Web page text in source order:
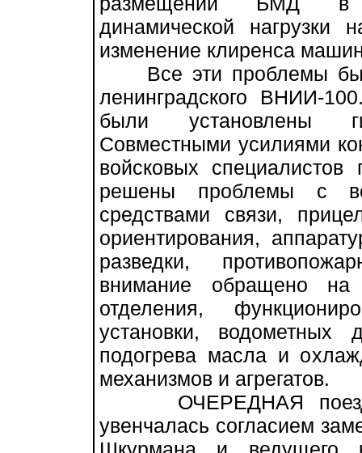
динамической нагрузки
изменение клиренса
Все эти проблемы
ленинградского ВНИИ-
были установлены
Совместными усилиями
войсковых
решены проблемы с
средствами связи,
ориентирования,
разведки,
внимание обращено на
отделения,
установки, водометных
подогрева масла и
механизмов и агрегатов.
ОЧЕРЕДНАЯ
увенчалась согласием